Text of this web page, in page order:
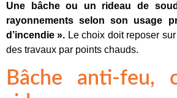
Une bâche ou un rideau de
rayonnements selon son usage
d’incendie ». Le choix doit reposer
des travaux par points chauds.
Bâche anti-feu,